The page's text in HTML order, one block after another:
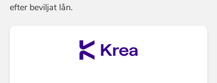
efter beviljat lån.